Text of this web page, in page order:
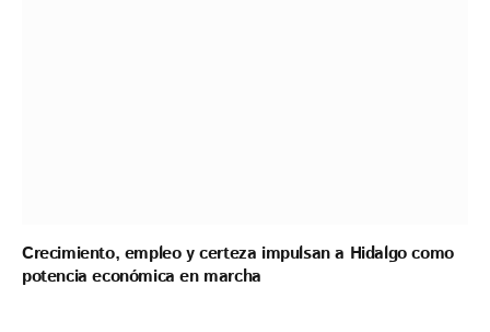
Crecimiento, empleo y certeza impulsan a Hidalgo como
potencia económica en marcha